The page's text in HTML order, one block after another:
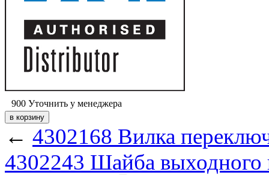
900 Уточнить у менеджера
← 4302168 Вилка
4302243 Шайба